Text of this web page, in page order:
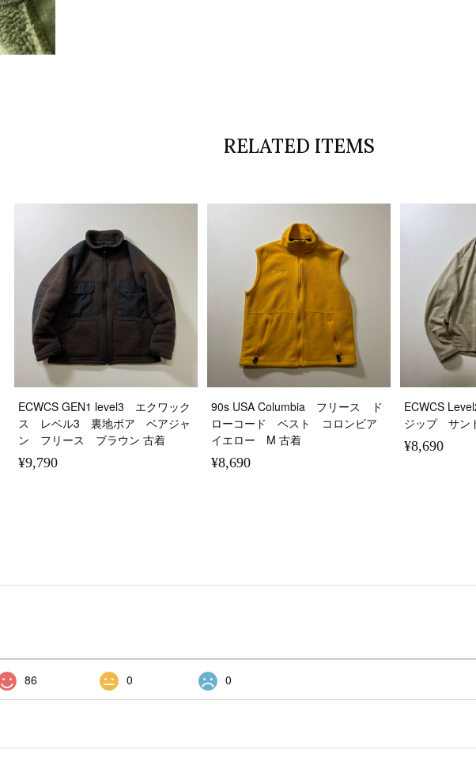
RELATED ITEMS
ECWCS GEN1 level3 エクワック
ス レベル3 裏地ボア ベアジャ
ン フリース ブラウン 古着
¥9,790
90s USA Columbia フリース ド
ローコード ベスト コロンビア
イエロー M 古着
¥8,690
ECWCS
ジップ サン
¥8,690
86 0 0